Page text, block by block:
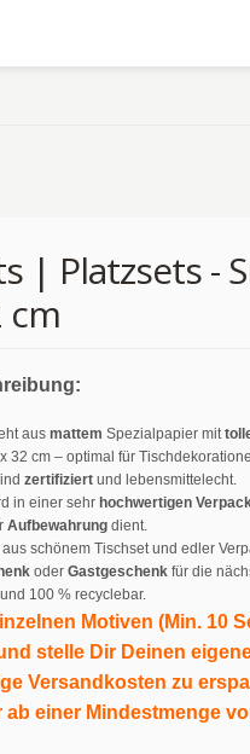
| Platzsets -
cm
aus mattem Spezialpapier mit
32 cm – optimal für
zertifiziert und lebensmittelecht.
in einer sehr hochwertigen
Aufbewahrung dient.
schönem Tischset und edler
oder Gastgeschenk für die
100 % recyclebar.
Motiven (Min. 10
stelle Dir Deinen
Versandkosten zu
ab einer Mindestmenge